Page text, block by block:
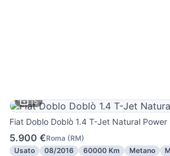
15
Fiat Doblo Doblò 1.4 T-Jet Natural Power
5.900 €Roma (RM)
Usato
08/2016 60000 Km Metano